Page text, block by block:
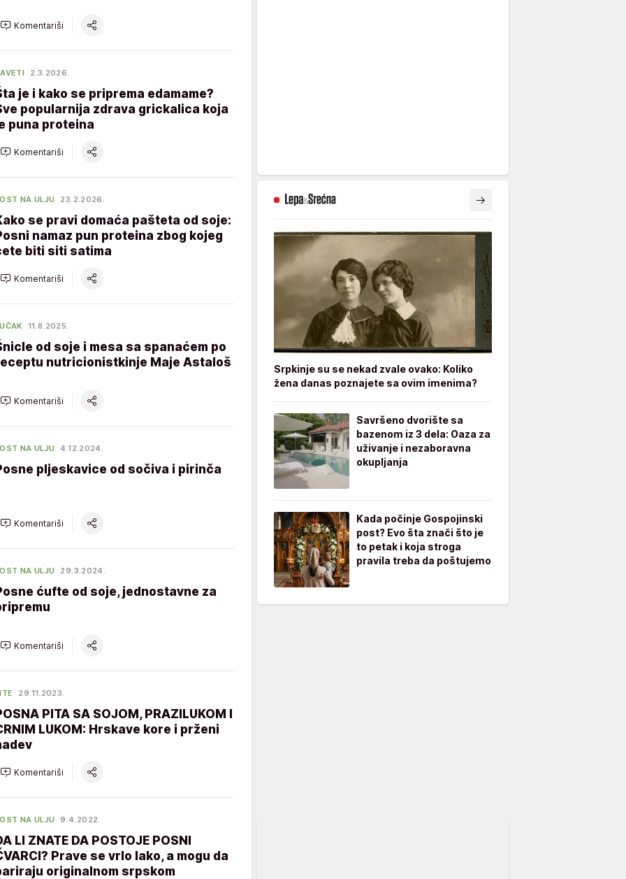
Komentariši
2.3.2026.
je i kako se priprema edamame?
popularnija zdrava grickalica koja
puna proteina
Komentariši
NA ULJU 23.2.2026.
se pravi domaća pašteta od soje:
namaz pun proteina zbog kojeg
biti siti satima
Komentariši
11.8.2025.
od soje i mesa sa spanaćem po
nutricionistkinje Maje Astaloš
Komentariši
NA ULJU 4.12.2024.
pljeskavice od sočiva i pirinča
Komentariši
NA ULJU 29.3.2024.
ćufte od soje, jednostavne za
Komentariši
29.11.2023.
PITA SA SOJOM, PRAZILUKOM I
LUKOM: Hrskave kore i prženi
Komentariši
NA ULJU 9.4.2022.
LI ZNATE DA POSTOJE POSNI
Prave se vrlo lako, a mogu da
originalnom srpskom
Srpkinje su se nekad zvale ovako: Koliko
žena danas poznajete sa ovim imenima?
Savršeno dvorište sa
bazenom iz 3 dela: Oaza za
uživanje i nezaboravna
okupljanja
Kada počinje Gospojinski
post? Evo šta znači što je
to petak i koja stroga
pravila treba da poštujemo